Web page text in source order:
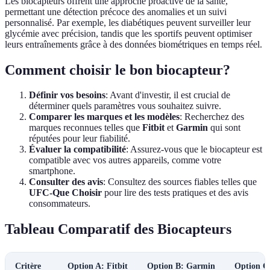
permettant une détection précoce des anomalies et un suivi
personnalisé. Par exemple, les diabétiques peuvent surveiller leur
glycémie avec précision, tandis que les sportifs peuvent optimiser
leurs entraînements grâce à des données biométriques en temps réel.
Comment choisir le bon biocapteur?
Définir vos besoins: Avant d'investir, il est crucial de
déterminer quels paramètres vous souhaitez suivre.
Comparer les marques et les modèles: Recherchez des
marques reconnues telles que FitbitetGarmin qui sont
réputées pour leur fiabilité.
Évaluer la compatibilité: Assurez-vous que le biocapteur est
compatible avec vos autres appareils, comme votre
smartphone.
Consulter des avis: Consultez des sources fiables telles que
UFC-Que Choisir pour lire des tests pratiques et des avis
consommateurs.
Tableau Comparatif des Biocapteurs
Critère Option A: Fitbit Option B: Garmin Option